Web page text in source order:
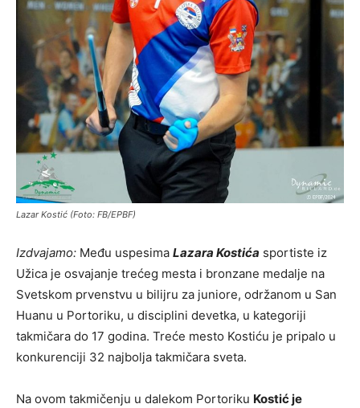
Lazar Kostić (Foto: FB/EPBF)
Izdvajamo: Među uspesima Lazara Kostića sportiste iz
Užica je osvajanje trećeg mesta i bronzane medalje na
Svetskom prvenstvu u bilijru za juniore, održanom u San
Huanu u Portoriku, u disciplini devetka, u kategoriji
takmičara do 17 godina. Treće mesto Kostiću je pripalo u
konkurenciji 32 najbolja takmičara sveta.
Na ovom takmičenju u dalekom Portoriku Kostić je